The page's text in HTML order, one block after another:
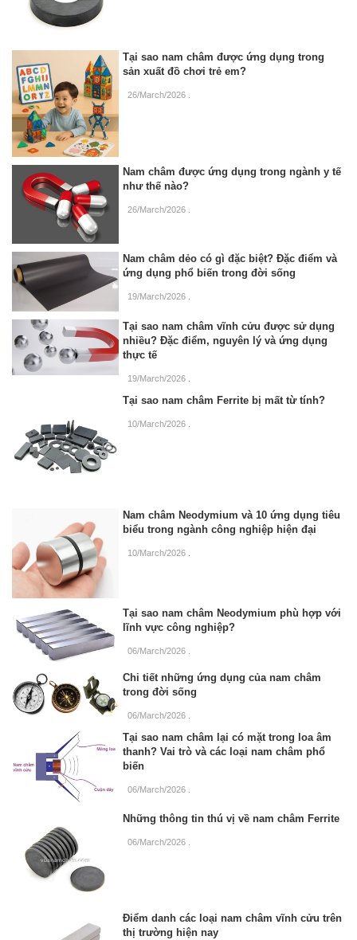
Tại sao nam châm được ứng dụng trong
sản xuất đồ chơi trẻ em?
26/March/2026
Nam châm được ứng dụng trong ngành y tế
như thế nào?
26/March/2026
Nam châm dẻo có gì đặc biệt? Đặc điểm và
ứng dụng phổ biến trong đời sống
19/March/2026
Tại sao nam châm vĩnh cửu được sử dụng
nhiều? Đặc điểm, nguyên lý và ứng dụng
thực tế
19/March/2026
Tại sao nam châm Ferrite bị mất từ tính?
10/March/2026
Nam châm Neodymium và 10 ứng dụng tiêu
biểu trong ngành công nghiệp hiện đại
10/March/2026
Tại sao nam châm Neodymium phù hợp với
lĩnh vực công nghiệp?
06/March/2026
Chi tiết những ứng dụng của nam châm
trong đời sống
06/March/2026
Tại sao nam châm lại có mặt trong loa âm
thanh? Vai trò và các loại nam châm phổ
biến
06/March/2026
Những thông tin thú vị về nam châm Ferrite
06/March/2026
Điểm danh các loại nam châm vĩnh cửu trên
thị trường hiện nay